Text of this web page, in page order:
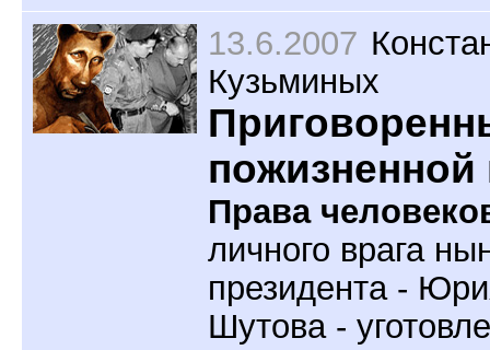
13.6.2007
Кузьминых
пожизненной
Права
личного врага
президента -
Шутова -